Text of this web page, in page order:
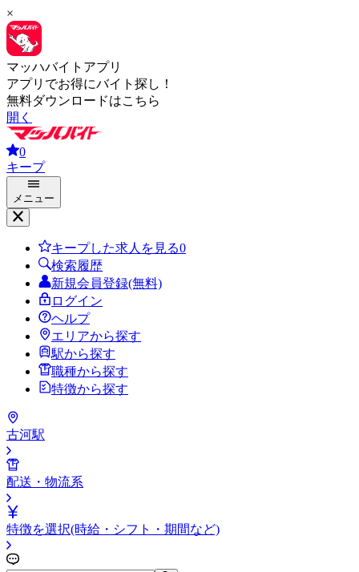
×
マッハバイトアプリ
アプリでお得にバイト探し！
無料ダウンロードはこちら
開く
0
キープ
メニュー
キープした求人を見る0
検索履歴
新規会員登録(無料)
ログイン
ヘルプ
エリアから探す
駅から探す
職種から探す
特徴から探す
古河駅
配送・物流系
特徴を選択(時給・シフト・期間など)